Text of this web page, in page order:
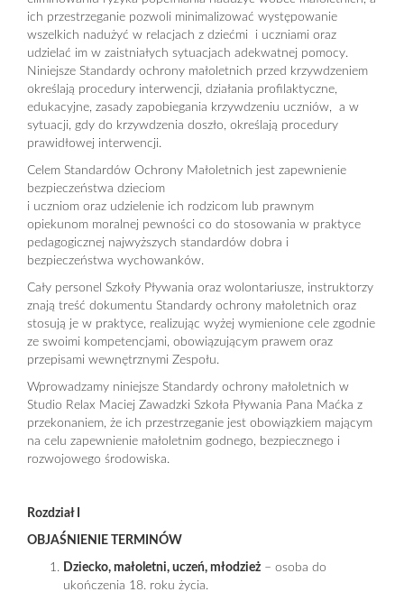
ich przestrzeganie pozwoli minimalizować występowanie
wszelkich nadużyć w relacjach z dziećmi i uczniami oraz
udzielać im w zaistniałych sytuacjach adekwatnej pomocy.
Niniejsze Standardy ochrony małoletnich przed krzywdzeniem
określają procedury interwencji, działania profilaktyczne,
edukacyjne, zasady zapobiegania krzywdzeniu uczniów, a w
sytuacji, gdy do krzywdzenia doszło, określają procedury
prawidłowej interwencji.
Celem Standardów Ochrony Małoletnich jest zapewnienie
bezpieczeństwa dzieciom
i uczniom oraz udzielenie ich rodzicom lub prawnym
opiekunom moralnej pewności co do stosowania w praktyce
pedagogicznej najwyższych standardów dobra i
bezpieczeństwa wychowanków.
Cały personel Szkoły Pływania oraz wolontariusze, instruktorzy
znają treść dokumentu Standardy ochrony małoletnich oraz
stosują je w praktyce, realizując wyżej wymienione cele zgodnie
ze swoimi kompetencjami, obowiązującym prawem oraz
przepisami wewnętrznymi Zespołu.
Wprowadzamy niniejsze Standardy ochrony małoletnich w
Studio Relax Maciej Zawadzki Szkoła Pływania Pana Maćka z
przekonaniem, że ich przestrzeganie jest obowiązkiem mającym
na celu zapewnienie małoletnim godnego, bezpiecznego i
rozwojowego środowiska.
Rozdział I
OBJAŚNIENIE TERMIN ÓW
Dziecko, małoletni, uczeń, młodzież – osoba do
ukończenia 18. roku życia.